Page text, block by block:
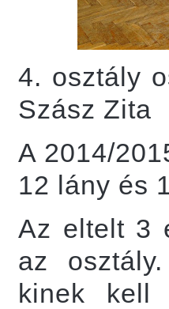
4. osztály
Szász Zita
A 2014/
12 lány és
Az eltelt 3
az
kinek kell